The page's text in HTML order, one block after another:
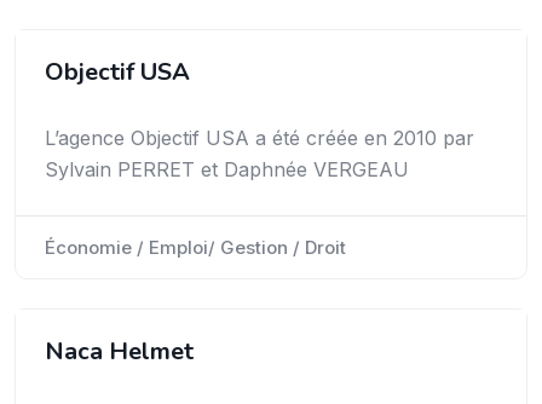
Objectif USA
L’agence Objectif USA a été créée en 2010 par
Sylvain PERRET et Daphnée VERGEAU
Économie / Emploi/ Gestion / Droit
Naca Helmet